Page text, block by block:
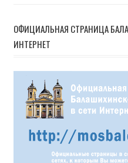
по
записям
ОФИЦИАЛЬНАЯ СТРАНИЦА
ИНТЕРНЕТ